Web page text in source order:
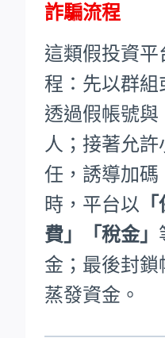
詐騙流程
這類假投資
程：先以群組
透過假帳號與
人；接著允
任，誘導加碼
時，平台以
費」「稅金」
金；最後封鎖
蒸發資金。